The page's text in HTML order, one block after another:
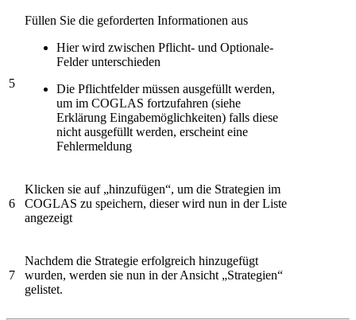
5
Füllen Sie die geforderten Informationen aus
Hier wird zwischen Pflicht- und Optionale-
Felder unterschieden
Die Pflichtfelder müssen ausgefüllt werden,
um im COGLAS fortzufahren (siehe
Erklärung Eingabemöglichkeiten) falls diese
nicht ausgefüllt werden, erscheint eine
Fehlermeldung
6
Klicken sie auf „hinzufügen“, um die Strategien im
COGLAS zu speichern, dieser wird nun in der Liste
angezeigt
7
Nachdem die Strategie erfolgreich hinzugefügt
wurden, werden sie nun in der Ansicht „Strategien“
gelistet.